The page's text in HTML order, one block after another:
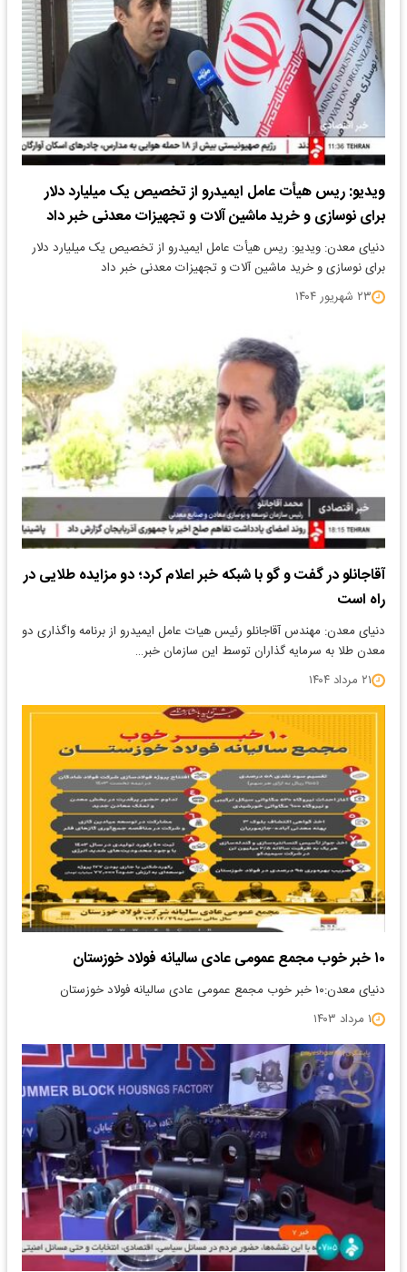
ویدیو: ریس هیأت عامل ایمیدرو از تخصیص یک میلیارد دلار
برای نوسازی و خرید ماشین آلات و تجهیزات معدنی خبر داد
دنیای معدن: ویدیو: ریس هیأت عامل ایمیدرو از تخصیص یک میلیارد دلار
برای نوسازی و خرید ماشین آلات و تجهیزات معدنی خبر داد
۲۳ شهریور ۱۴۰۴
آقاجانلو در گفت و گو با شبکه خبر اعلام کرد؛ دو مزایده طلایی در
راه است
دنیای معدن: مهندس آقاجانلو رئیس هیات عامل ایمیدرو از برنامه واگذاری دو
معدن طلا به سرمایه گذاران توسط این سازمان خبر…
۲۱ مرداد ۱۴۰۴
۱۰ خبر خوب مجمع عمومی عادی سالیانه فولاد خوزستان
دنیای معدن:۱۰ خبر خوب مجمع عمومی عادی سالیانه فولاد خوزستان
۱ مرداد ۱۴۰۳